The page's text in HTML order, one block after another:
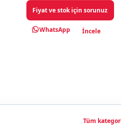
Fiyat ve stok için sorunuz
WhatsApp İncele
Tüm